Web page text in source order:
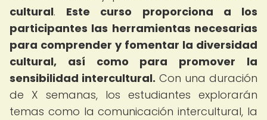
cultural. Este curso proporciona a los
participantes las herramientas necesarias
para comprender y fomentar la diversidad
cultural, así como para promover la
sensibilidad intercultural. Con una duración
de X semanas, los estudiantes explorarán
temas como la comunicación intercultural, la